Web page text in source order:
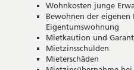
Wohnkosten junge
Bewohnen der eigenen
Eigentumswohnung
Mietkaution und
Mietzinsschulden
Mieterschäden